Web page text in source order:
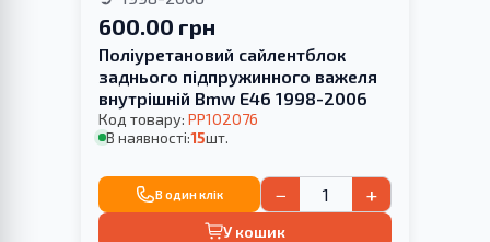
600.00 грн
Поліуретановий сайлентблок
заднього підпружинного важеля
внутрішній Bmw E46 1998-2006
Код товару: PP102076
В наявності:15шт.
В один клік − +
У кошик